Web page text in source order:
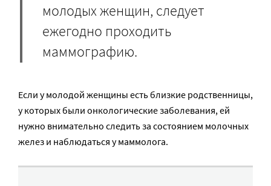
молодых женщин, следует
ежегодно проходить
маммографию.
Если у молодой женщины есть близкие родственницы,
у которых были онкологические заболевания, ей
нужно внимательно следить за состоянием молочных
желез и наблюдаться у маммолога.